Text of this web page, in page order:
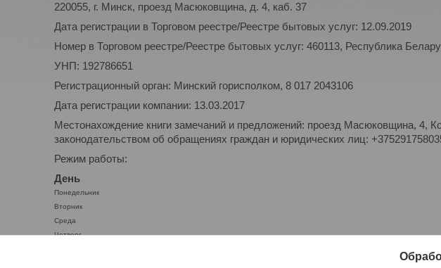
220055, г. Минск, проезд Масюковщина, д. 4, каб. 37
Дата регистрации в Торговом реестре/Реестре бытовых услуг: 12.09.2019
Номер в Торговом реестре/Реестре бытовых услуг: 460113, Республика
УНП: 192786651
Регистрационный орган: Минский горисполком, 8 017 2043106
Дата регистрации компании: 13.03.2017
Местонахождение книги замечаний и предложений: проезд Масюковщина, 4,
законодательством об обращениях граждан и юридических лиц:
Режим работы:
День
Понедельник
Вторник
Среда
Четверг